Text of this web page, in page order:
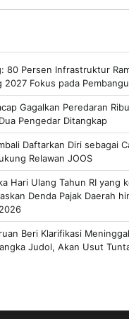
80 Persen Infrastruktur
2027 Fokus pada
Gagalkan Peredaran
Pengedar Ditangkap
Daftarkan Diri sebagai
Relawan JOOS
Hari Ulang Tahun RI yang
Denda Pajak Daerah
Beri Klarifikasi
Judol, Akan Usut